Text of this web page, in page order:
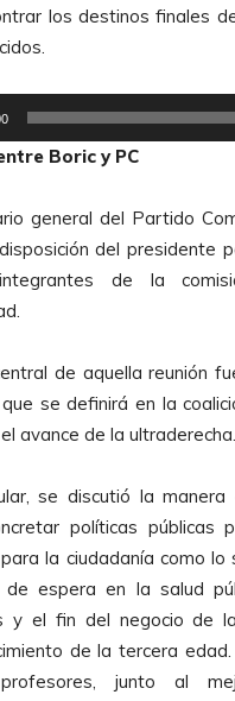
los destinos finales
Boric y PC
general del Partido
del presidente
de la
de aquella reunión
se definirá en la
avance de la ultraderecha.
se discutió la manera
políticas públicas
la ciudadanía como lo
espera en la salud
y el fin del negocio de
de la tercera
junto al